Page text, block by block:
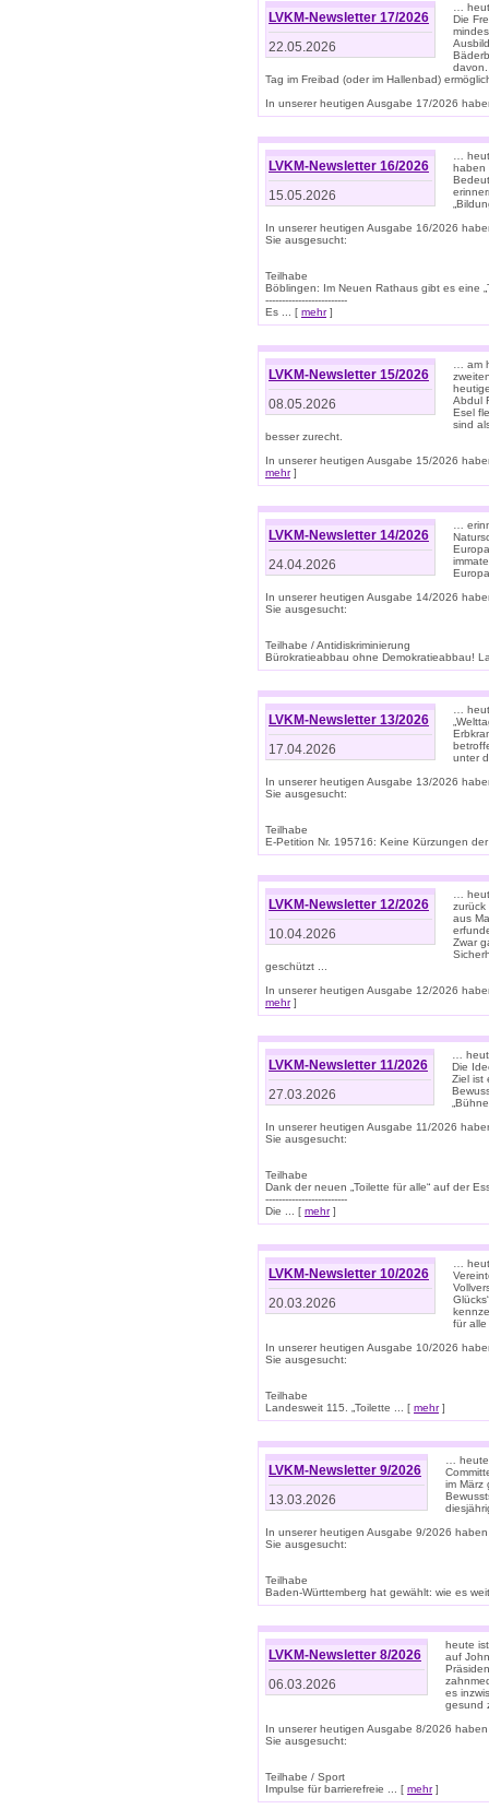
LVKM-Newsletter 17/2026
22.05.2026
…
Die
davon.
Tag im Freibad (oder im Hallenbad)
In unserer heutigen Ausgabe 17/2026
LVKM-Newsletter 16/2026
15.05.2026
…
haben
In unserer heutigen Ausgabe 16/2026
Sie ausgesucht:
Teilhabe
Böblingen: Im Neuen Rathaus gibt es eine
-------------------------
Es ... [ mehr]
LVKM-Newsletter 15/2026
08.05.2026
… am
Abdul
Esel
sind
besser zurecht.
In unserer heutigen Ausgabe 15/2026
mehr]
LVKM-Newsletter 14/2026
24.04.2026
…
In unserer heutigen Ausgabe 14/2026
Sie ausgesucht:
Teilhabe / Antidiskriminierung
Bürokratieabbau ohne Demokratieabbau!
LVKM-Newsletter 13/2026
17.04.2026
…
unter
In unserer heutigen Ausgabe 13/2026
Sie ausgesucht:
Teilhabe
E-Petition Nr. 195716: Keine Kürzungen
LVKM-Newsletter 12/2026
10.04.2026
…
zurück
aus
Zwar
geschützt ...
In unserer heutigen Ausgabe 12/2026
mehr]
LVKM-Newsletter 11/2026
27.03.2026
…
Die
Ziel ist
In unserer heutigen Ausgabe 11/2026
Sie ausgesucht:
Teilhabe
Dank der neuen „Toilette für alle“ auf der
-------------------------
Die ... [ mehr]
LVKM-Newsletter 10/2026
20.03.2026
…
für
In unserer heutigen Ausgabe 10/2026
Sie ausgesucht:
Teilhabe
Landesweit 115. „Toilette ... [ mehr]
LVKM-Newsletter 9/2026
13.03.2026
…
im März
In unserer heutigen Ausgabe 9/2026
Sie ausgesucht:
Teilhabe
Baden-Württemberg hat gewählt: wie es
LVKM-Newsletter 8/2026
06.03.2026
heute
auf
es
gesund
In unserer heutigen Ausgabe 8/2026
Sie ausgesucht:
Teilhabe / Sport
Impulse für barrierefreie ... [ mehr]